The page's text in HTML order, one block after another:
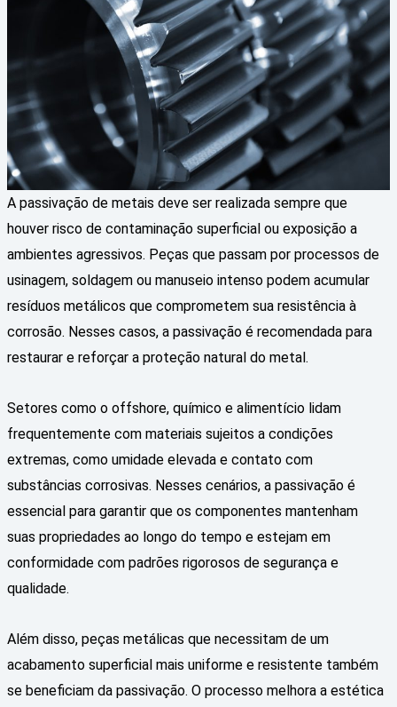
A passivação de metais deve ser realizada sempre que
houver risco de contaminação superficial ou exposição a
ambientes agressivos. Peças que passam por processos de
usinagem, soldagem ou manuseio intenso podem acumular
resíduos metálicos que comprometem sua resistência à
corrosão. Nesses casos, a passivação é recomendada para
restaurar e reforçar a proteção natural do metal.
Setores como o offshore, químico e alimentício lidam
frequentemente com materiais sujeitos a condições
extremas, como umidade elevada e contato com
substâncias corrosivas. Nesses cenários, a passivação é
essencial para garantir que os componentes mantenham
suas propriedades ao longo do tempo e estejam em
conformidade com padrões rigorosos de segurança e
qualidade.
Além disso, peças metálicas que necessitam de um
acabamento superficial mais uniforme e resistente também
se beneficiam da passivação. O processo melhora a estética